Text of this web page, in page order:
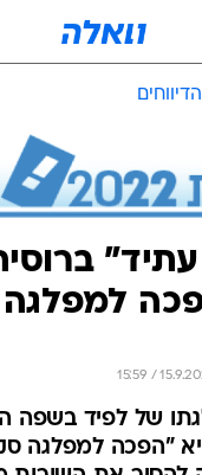
של לפיד בשפה
"הפכה למפלגה